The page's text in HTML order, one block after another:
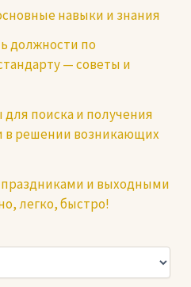
навыки и знания
должности по
— советы и
поиска и получения
в решении возникающих
праздниками и выходными
легко, быстро!